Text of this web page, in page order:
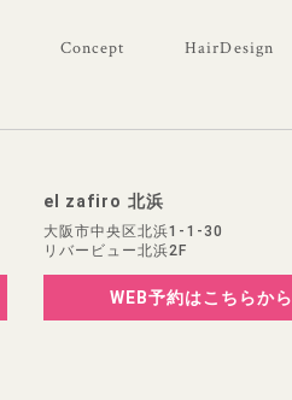
Concept HairDesign
el zafiro 北浜
大阪市中央区北浜1-1-30
リバービュー北浜2F
WEB予約はこちらから